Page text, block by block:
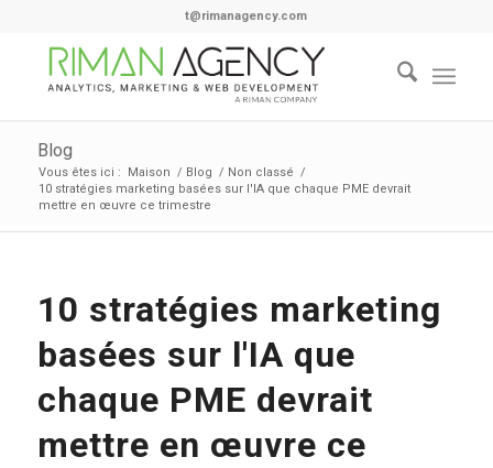
t@rimanagency.com
Blog
Vous êtes ici : Maison / Blog / Non classé /
10 stratégies marketing basées sur l'IA que chaque PME devrait
mettre en œuvre ce trimestre
10 stratégies marketing
basées sur l'IA que
chaque PME devrait
mettre en œuvre ce